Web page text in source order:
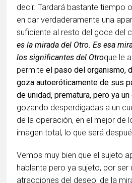
decir. Tardará bastante tiempo
en dar verdaderamente una
suficiente al resto del goce del
es la mirada del Otro. Es esa
los significantes del Otroque le
permiteel paso del organismo,
goza autoeróticamente de sus
de unidad, prematura, pero ya un
gozando desperdigadas a un
de la operación, en el mejor de
imagen total, lo que será
Vemos muy bien que el sujeto
hablante pero ya sujeto, por ser
atracciones del deseo, de la